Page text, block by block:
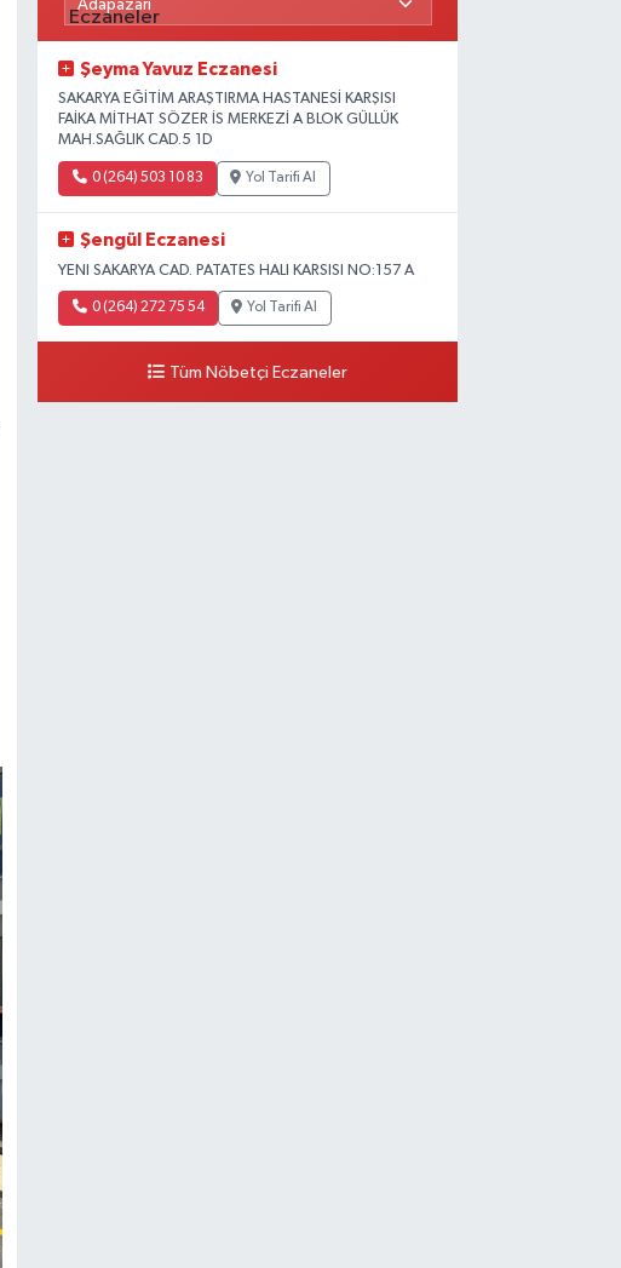
Şeyma Yavuz Eczanesi
SAKARYA EĞİTİM ARAŞTIRMA HASTANESİ KARŞISI
FAİKA MİTHAT SÖZER İS MERKEZİ A BLOK GÜLLÜK
MAH.SAĞLIK CAD.5 1D
0 (264) 503 10 83 Yol Tarifi Al
Şengül Eczanesi
YENI SAKARYA CAD. PATATES HALI KARSISI NO:157 A
0 (264) 272 75 54 Yol Tarifi Al
Tüm Nöbetçi Eczaneler